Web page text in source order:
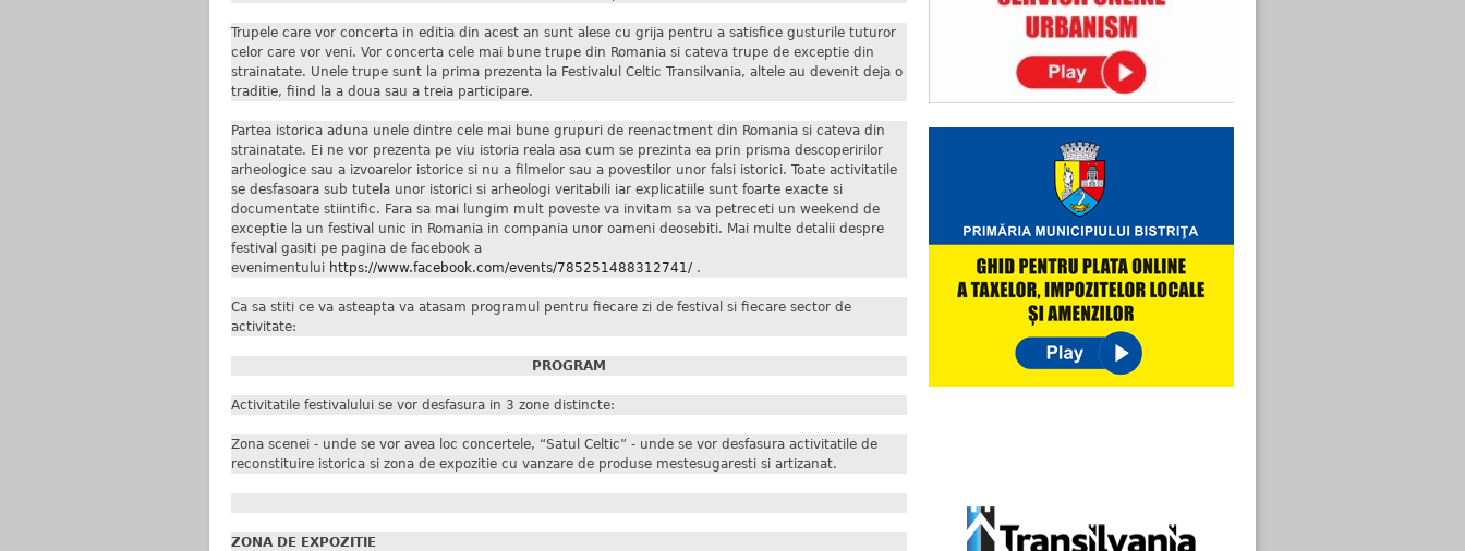
Trupele care vor concerta in editia din acest an sunt alese cu grija pentru a satisfice gusturile tuturor
celor care vor veni. Vor concerta cele mai bune trupe din Romania si cateva trupe de exceptie din
strainatate. Unele trupe sunt la prima prezenta la Festivalul Celtic Transilvania, altele au devenit deja o
traditie, fiind la a doua sau a treia participare.
Partea istorica aduna unele dintre cele mai bune grupuri de reenactment din Romania si cateva din
strainatate. Ei ne vor prezenta pe viu istoria reala asa cum se prezinta ea prin prisma descoperirilor
arheologice sau a izvoarelor istorice si nu a filmelor sau a povestilor unor falsi istorici. Toate activitatile
se desfasoara sub tutela unor istorici si arheologi veritabili iar explicatiile sunt foarte exacte si
documentate stiintific. Fara sa mai lungim mult poveste va invitam sa va petreceti un weekend de
exceptie la un festival unic in Romania in compania unor oameni deosebiti. Mai multe detalii despre
festival gasiti pe pagina de facebook a
evenimentului https://www.facebook.com/events/785251488312741/ .
Ca sa stiti ce va asteapta va atasam programul pentru fiecare zi de festival si fiecare sector de
activitate:
PROGRAM
Activitatile festivalului se vor desfasura in 3 zone distincte:
Zona scenei - unde se vor avea loc concertele, “Satul Celtic” - unde se vor desfasura activitatile de
reconstituire istorica si zona de expozitie cu vanzare de produse mestesugaresti si artizanat.
ZONA DE EXPOZITIE